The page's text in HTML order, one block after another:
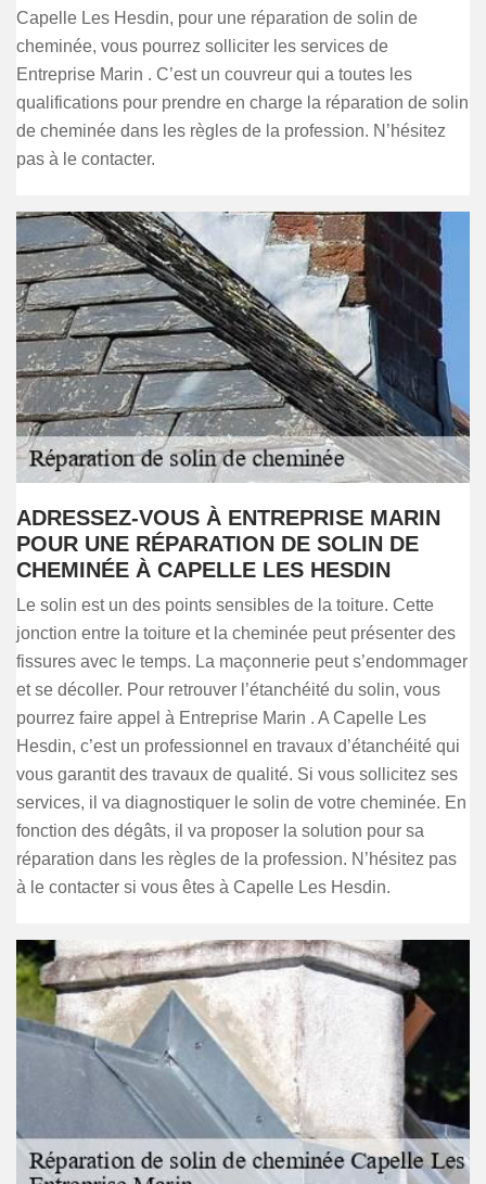
Capelle Les Hesdin, pour une réparation de solin de
cheminée, vous pourrez solliciter les services de
Entreprise Marin . C’est un couvreur qui a toutes les
qualifications pour prendre en charge la réparation de solin
de cheminée dans les règles de la profession. N’hésitez
pas à le contacter.
ADRESSEZ-VOUS À ENTREPRISE MARIN
POUR UNE RÉPARATION DE SOLIN DE
CHEMINÉE À CAPELLE LES HESDIN
Le solin est un des points sensibles de la toiture. Cette
jonction entre la toiture et la cheminée peut présenter des
fissures avec le temps. La maçonnerie peut s’endommager
et se décoller. Pour retrouver l’étanchéité du solin, vous
pourrez faire appel à Entreprise Marin . A Capelle Les
Hesdin, c’est un professionnel en travaux d’étanchéité qui
vous garantit des travaux de qualité. Si vous sollicitez ses
services, il va diagnostiquer le solin de votre cheminée. En
fonction des dégâts, il va proposer la solution pour sa
réparation dans les règles de la profession. N’hésitez pas
à le contacter si vous êtes à Capelle Les Hesdin.